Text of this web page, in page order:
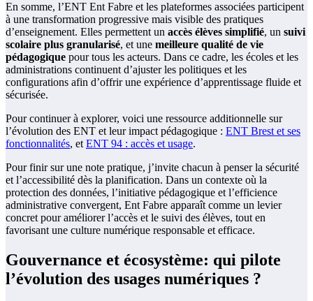
En somme, l’ENT Ent Fabre et les plateformes associées participent
à une transformation progressive mais visible des pratiques
d’enseignement. Elles permettent un accès élèves simplifié, un suivi
scolaire plus granularisé, et une meilleure qualité de vie
pédagogique pour tous les acteurs. Dans ce cadre, les écoles et les
administrations continuent d’ajuster les politiques et les
configurations afin d’offrir une expérience d’apprentissage fluide et
sécurisée.
Pour continuer à explorer, voici une ressource additionnelle sur
l’évolution des ENT et leur impact pédagogique : ENT Brest et ses
fonctionnalités, et ENT 94 : accès et usage.
Pour finir sur une note pratique, j’invite chacun à penser la sécurité
et l’accessibilité dès la planification. Dans un contexte où la
protection des données, l’initiative pédagogique et l’efficience
administrative convergent, Ent Fabre apparaît comme un levier
concret pour améliorer l’accès et le suivi des élèves, tout en
favorisant une culture numérique responsable et efficace.
Gouvernance et écosystème: qui pilote
l’évolution des usages numériques ?